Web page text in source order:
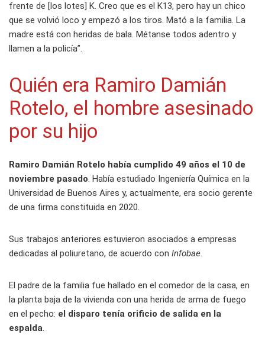
frente de [los lotes] K. Creo que es el K13, pero hay un chico
que se volvió loco y empezó a los tiros. Mató a la familia. La
madre está con heridas de bala. Métanse todos adentro y
llamen a la policía”.
Quién era Ramiro Damián
Rotelo, el hombre asesinado
por su hijo
Ramiro Damián Rotelo había cumplido 49 años el 10 de
noviembre pasado. Había estudiado Ingeniería Química en la
Universidad de Buenos Aires y, actualmente, era socio gerente
de una firma constituida en 2020.
Sus trabajos anteriores estuvieron asociados a empresas
dedicadas al poliuretano, de acuerdo con Infobae.
El padre de la familia fue hallado en el comedor de la casa, en
la planta baja de la vivienda con una herida de arma de fuego
en el pecho: el disparo tenía orificio de salida en la
espalda.